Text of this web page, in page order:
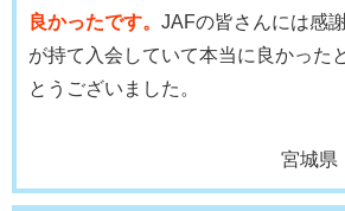
良かったです。 JAFの皆さんには感
が持て入会していて本当に良かった
とうございました。
宮城